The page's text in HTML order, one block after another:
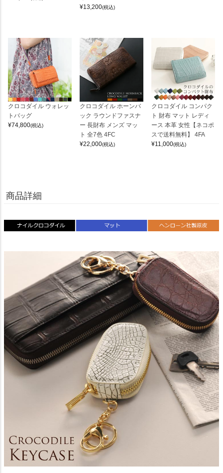
¥13,200(税込)
クロコダイル ウォレッ
トバッグ
¥74,800(税込)
クロコダイル ホーンバ
ック ラウンドファスナ
ー 長財布 メンズ マッ
ト 全7色 4FC
¥22,000(税込)
クロコダイル コンパク
ト 財布 マット レディ
ース 本革 女性【ネコポ
スで送料無料】 4FA
¥11,000(税込)
商品詳細